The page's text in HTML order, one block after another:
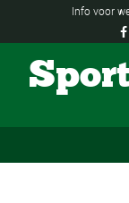
Info voor
